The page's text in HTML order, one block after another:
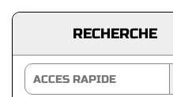
RECHERCHE